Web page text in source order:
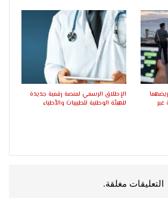
عبر
الإطلاق الرسمي لمنصة رقمية جديدة
للهيئة الوطنية للطبيبات والأطباء
التعليقات مغلقة.